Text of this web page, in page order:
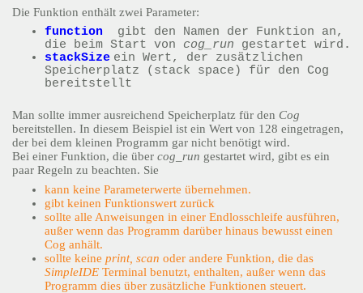
Die Funktion enthält zwei Parameter:
function gibt den Namen der Funktion an,
die beim Start von cog_run gestartet wird.
stackSize ein Wert, der zusätzlichen
Speicherplatz (stack space) für den Cog
bereitstellt
Man sollte immer ausreichend Speicherplatz für den Cog
bereitstellen. In diesem Beispiel ist ein Wert von 128 eingetragen,
der bei dem kleinen Programm gar nicht benötigt wird.
Bei einer Funktion, die über cog_run gestartet wird, gibt es ein
paar Regeln zu beachten. Sie
kann keine Parameterwerte übernehmen.
gibt keinen Funktionswert zurück
sollte alle Anweisungen in einer Endlosschleife ausführen,
außer wenn das Programm darüber hinaus bewusst einen
Cog anhält.
sollte keine print, scan oder andere Funktion, die das
SimpleIDE Terminal benutzt, enthalten, außer wenn das
Programm dies über zusätzliche Funktionen steuert.